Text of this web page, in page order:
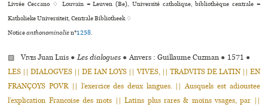
Livrée Ceccano ♢ Louvain = Leuven (Be), Université catholique, bibliothèque centrale =
Katholieke Universiteit, Centrale Bibliotheek ♢
Noticeanthonominalien°1258.
▨Vives Juan Luis ● Les dialogues ● Anvers : Guillaume Cuzman ● 1571 ●
LES || DIALOGVES || DE IAN LOYS || VIVES, || TRADVITS DE LATIN || EN
FRANÇOYS POVR || l’exercice des deux langues. || Ausquels est adioustee
l’explication Francoise des mots || Latins plus rares & moins vsages, par ||